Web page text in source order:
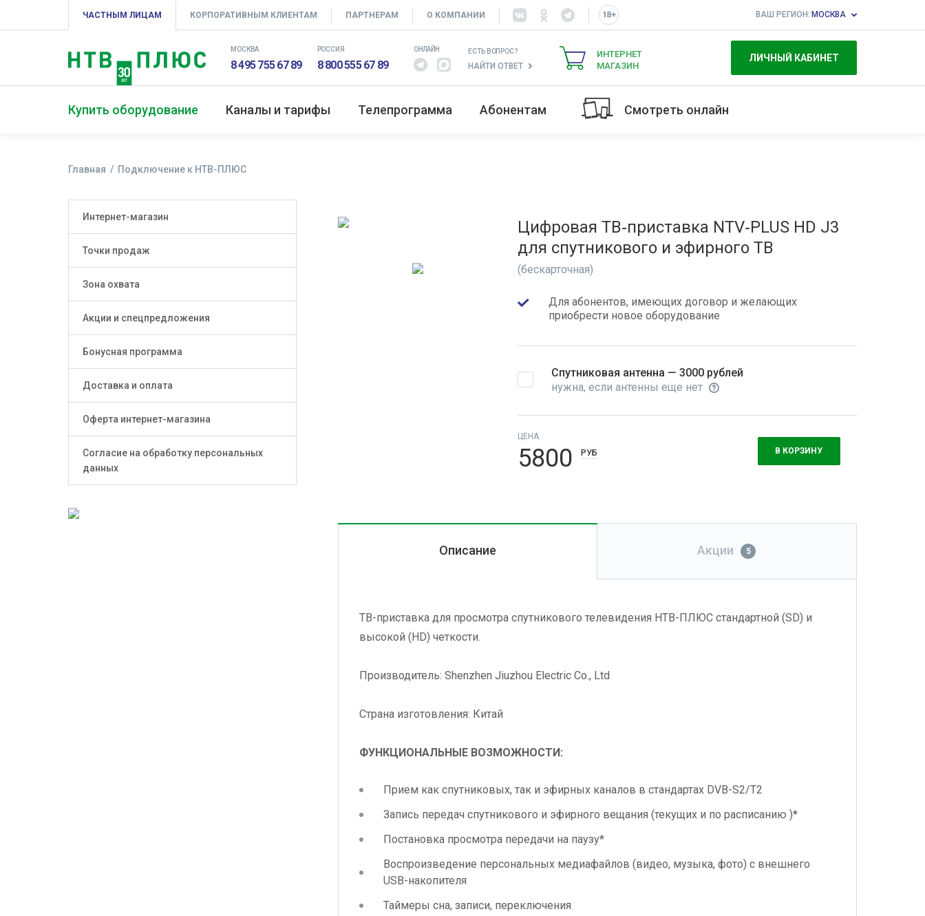
ЧАСТНЫМ ЛИЦАМ КОРПОРАТИВНЫМ КЛИЕНТАМ ПАРТНЕРАМ О КОМПАНИИ ВАШ РЕГИОН: МОСКВА
МОСКВА
8 495 755 67 89
РОССИЯ
8 800 555 67 89
ОНЛАЙН ЕСТЬ ВОПРОС?
НАЙТИ ОТВЕТ
ИНТЕРНЕТ
МАГАЗИН
ЛИЧНЫЙ КАБИНЕТ
Купить оборудование Каналы и тарифы Телепрограмма Абонентам Смотреть онлайн
Главная Подключение к НТВ-ПЛЮС
Интернет-магазин
Точки продаж
Зона охвата
Акции и спецпредложения
Бонусная программа
Доставка и оплата
Оферта интернет-магазина
Согласие на обработку персональных
данных
Цифровая ТВ‑приставка NTV‑PLUS HD J3
для спутникового и эфирного ТВ
(бескарточная)
Для абонентов, имеющих договор и желающих
приобрести новое оборудование
Спутниковая антенна — 3000 рублей
нужна, если антенны еще нет
ЦЕНА
5800 РУБ В КОРЗИНУ
Описание Акции 5
ТВ-приставка для просмотра спутникового телевидения НТВ-ПЛЮС стандартной (SD) и
высокой (HD) четкости.
Производитель: Shenzhen Jiuzhou Electric Co., Ltd
Страна изготовления: Китай
ФУНКЦИОНАЛЬНЫЕ ВОЗМОЖНОСТИ:
Прием как спутниковых, так и эфирных каналов в стандартах DVB-S2/T2
Запись передач спутникового и эфирного вещания (текущих и по расписанию )*
Постановка просмотра передачи на паузу*
Воспроизведение персональных медиафайлов (видео, музыка, фото) с внешнего
USB-накопителя
Таймеры сна, записи, переключения